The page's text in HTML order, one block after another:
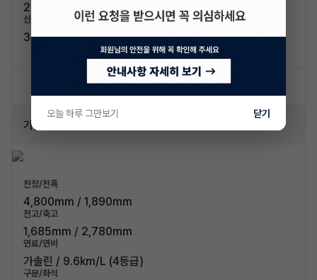
2199cc
신차가격
34,160,000원
신차 문의하기 승계 리스트
가솔린 2.0 2WD 노블레스
전장/전폭
4,800mm / 1,890mm
전고/축고
1,685mm / 2,780mm
연료/연비
가솔린 / 9.6km/L (4등급)
구분/좌석
오늘 하루 그만보기 닫기